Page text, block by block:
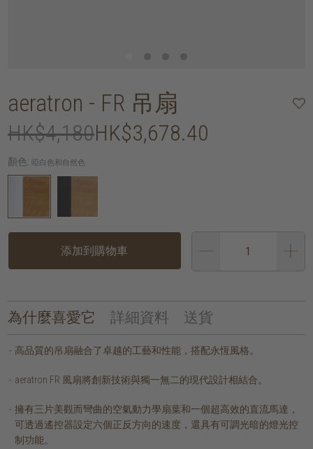
aeratron - FR 吊扇
HK$4,180HK$3,678.40
顏色: 啞白色和自然色
添加到購物車
為什麼喜愛它 詳細資料 送貨
高品質的吊扇融合了卓越的工藝和性能，搭配永恆風格。
aeratron FR 風扇將創新技術與獨一無二的現代設計相結合。
擁有三片美觀而彎曲的空氣動力學扇葉和一個超高效的直流馬達，
可透過遙控器設定六個正反方向的速度，還具有可調光暗的燈光控
制功能。